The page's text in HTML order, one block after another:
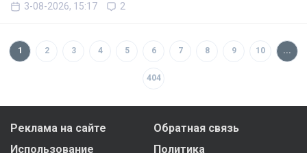
3-08-2026, 15:17 2
1 2 3 4 5 6 7 8 9 10 ...
404
Реклама на сайте
Обратная связь
Использование
Политика